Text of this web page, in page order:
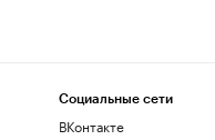
Социальные сети
ВКонтакте